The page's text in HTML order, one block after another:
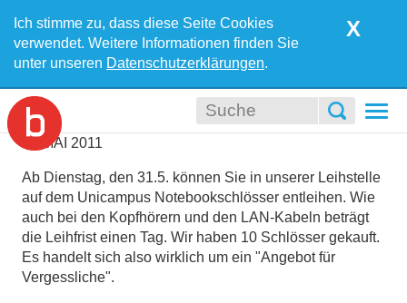
Ich stimme zu, dass diese Seite Cookies
verwendet. Weitere Informationen finden Sie
unter unseren Datenschutzerklärungen.
X
MAI 2011
Ab Dienstag, den 31.5. können Sie in unserer Leihstelle
auf dem Unicampus Notebookschlösser entleihen. Wie
auch bei den Kopfhörern und den LAN-Kabeln beträgt
die Leihfrist einen Tag. Wir haben 10 Schlösser gekauft.
Es handelt sich also wirklich um ein "Angebot für
Vergessliche".